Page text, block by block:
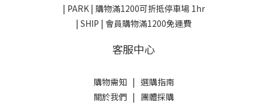
| PARK | 購物滿1200可折抵停車場 1hr
| SHIP | 會員購物滿1200免運費
客服中心
購物需知| 選購指南
關於我們| 團體採購